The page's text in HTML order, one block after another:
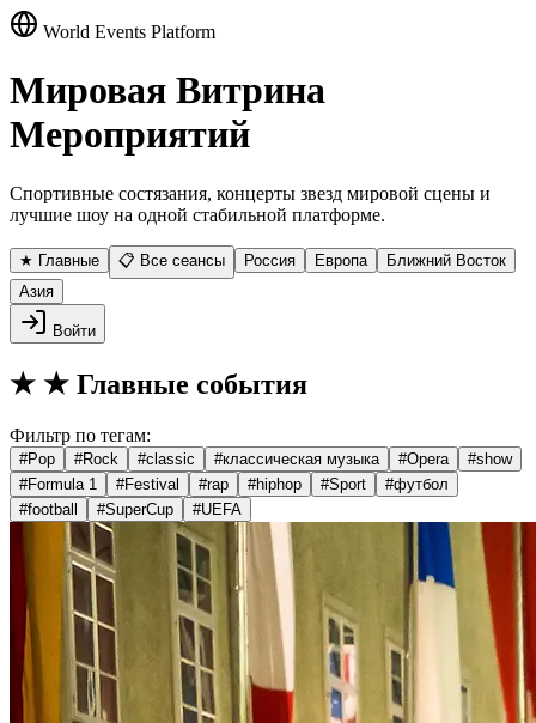
World Events Platform
Мировая Витрина
Мероприятий
Спортивные состязания, концерты звезд мировой сцены и
лучшие шоу на одной стабильной платформе.
★ Главные 📋 Все сеансы Россия Европа
Ближний Восток
Азия
Войти
★ ★ Главные события
Фильтр по тегам:
#Pop #Rock #classic #классическая музыка #Opera #show
#Formula 1 #Festival #rap #hiphop #Sport #футбол
#football #SuperCup #UEFA